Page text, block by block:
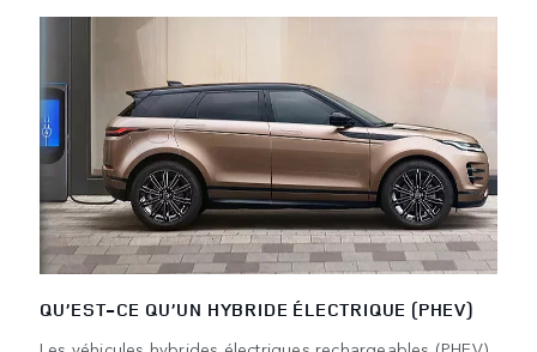
QU’EST-CE QU’UN HYBRIDE ÉLECTRIQUE (PHEV)